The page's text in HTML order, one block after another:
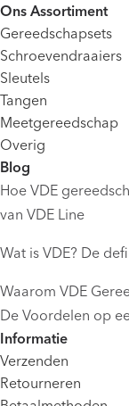
Ons Assortiment
Gereedschapsets
Schroevendraaiers
Sleutels
Tangen
Meetgereedschap
Overig
Blog
Hoe VDE
van VDE Line
Wat is VDE? De
Waarom VDE
De Voordelen op
Informatie
Verzenden
Retourneren